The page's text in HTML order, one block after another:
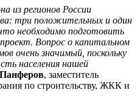
из регионов России
три положительных и один
необходимо подготовить
Вопрос о капитальном
очень значимый, поскольку
населения нашей
, заместитель
по строительству, ЖКК и